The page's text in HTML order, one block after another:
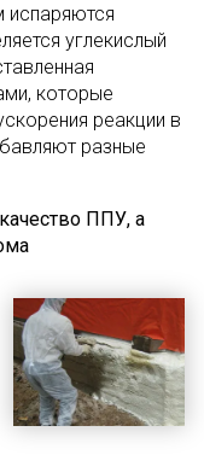
испаряются
углекислый
которые
реакции в
разные
ППУ, а